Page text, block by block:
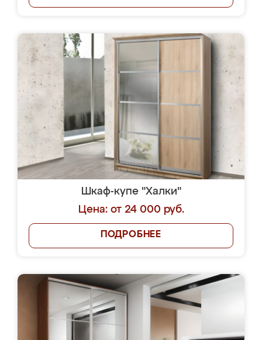
Шкаф-купе "Халки"
Цена: от 24 000 руб.
ПОДРОБНЕЕ